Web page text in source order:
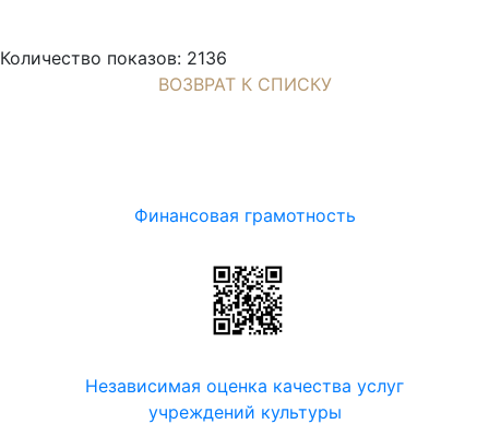
Количество показов: 2136
ВОЗВРАТ К СПИСКУ
Финансовая грамотность
Независимая оценка качества услуг
учреждений культуры